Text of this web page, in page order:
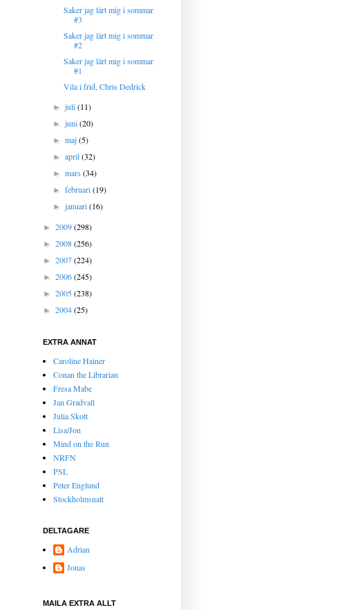
Saker jag lärt mig i sommar
#3
Saker jag lärt mig i sommar
#2
Saker jag lärt mig i sommar
#1
Vila i frid, Chris Dedrick
►juli(11)
►juni(20)
►maj(5)
►april(32)
►mars(34)
►februari(19)
►januari(16)
► 2009(298)
► 2008(256)
► 2007(224)
► 2006(245)
► 2005(238)
► 2004(25)
EXTRA ANNAT
Caroline Hainer
Conan the Librarian
Fresa Mabe
Jan Gradvall
Julia Skott
Lisa/Jon
Mind on the Run
NRFN
PSL
Peter Englund
Stockholmsnatt
DELTAGARE
Adrian
Jonas
MAILA EXTRA ALLT